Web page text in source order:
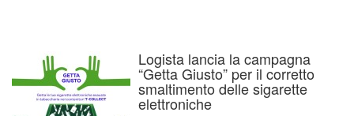
Logista lancia la campagna
“Getta Giusto” per il corretto
smaltimento delle sigarette
elettroniche